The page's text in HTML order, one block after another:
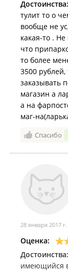
Достоинства:
тулит то о
вообще не
какая-то .
что
то более
3500
заказывать
магазин а
а на
маг-
Спасибо
28 января 2017 г.
Оценка:
Достоинства:
имеющийся